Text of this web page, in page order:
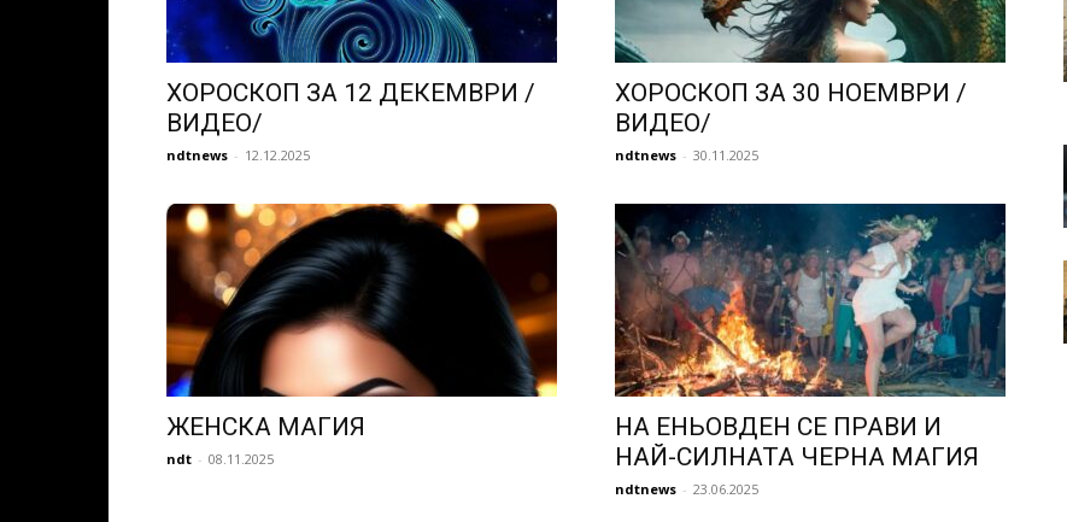
ХОРОСКОП ЗА 12 ДЕКЕМВРИ /
ВИДЕО/
ndtnews - 12.12.2025
ХОРОСКОП ЗА 30 НОЕМВРИ /
ВИДЕО/
ndtnews - 30.11.2025
ЖЕНСКА МАГИЯ
ndt - 08.11.2025
НА ЕНЬОВДЕН СЕ ПРАВИ И
НАЙ-СИЛНАТА ЧЕРНА МАГИЯ
ndtnews - 23.06.2025